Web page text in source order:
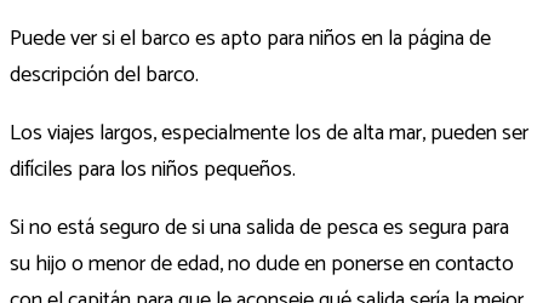
Puede ver si el barco es apto para niños en la página de
descripción del barco.
Los viajes largos, especialmente los de alta mar, pueden ser
difíciles para los niños pequeños.
Si no está seguro de si una salida de pesca es segura para
su hijo o menor de edad, no dude en ponerse en contacto